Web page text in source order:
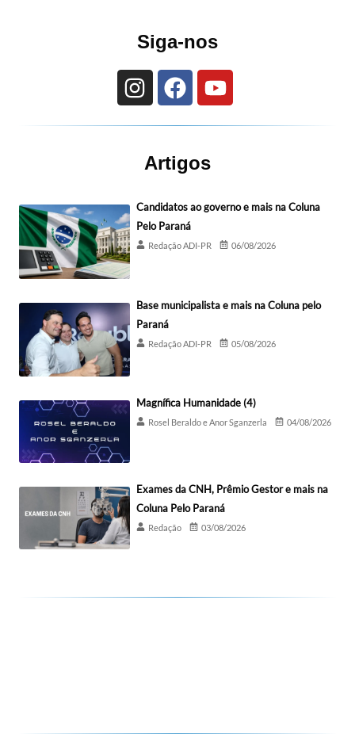
Siga-nos
Artigos
Candidatos ao governo e mais na Coluna
Pelo Paraná
Redação ADI-PR 06/08/2026
Base municipalista e mais na Coluna pelo
Paraná
Redação ADI-PR 05/08/2026
Magnífica Humanidade (4)
Rosel Beraldo e Anor Sganzerla 04/08/2026
Exames da CNH, Prêmio Gestor e mais na
Coluna Pelo Paraná
Redação 03/08/2026